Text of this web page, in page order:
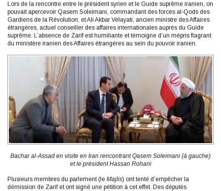
Lors de la rencontre entre le président syrien et le Guide suprême iranien, on
pouvait apercevoir Qasem Soleimani, commandant des forces al-Qods des
Gardiens de la Révolution, et Ali Akbar Velayati, ancien ministre des Affaires
étrangères, actuel conseiller des affaires internationales auprès du Guide
suprême. L’absence de Zarif est humiliante et témoigne d’un mépris flagrant
du ministère iranien des Affaires étrangères au sein du pouvoir iranien.
Bachar al-Assad en visite en Iran rencontrant Qasem Soleimani (à gauche)
et le président Hassan Rohani
Plusieurs membres du parlement (le Majlis) ont tenté d’empêcher la
démission de Zarif et ont signé une pétition à cet effet. Des députés